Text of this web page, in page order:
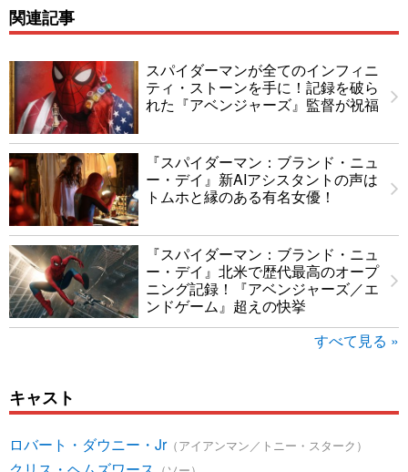
関連記事
スパイダーマンが全てのインフィニ
ティ・ストーンを手に！記録を破ら
れた『アベンジャーズ』監督が祝福
『スパイダーマン：ブランド・ニュ
ー・デイ』新AIアシスタントの声は
トムホと縁のある有名女優！
『スパイダーマン：ブランド・ニュ
ー・デイ』北米で歴代最高のオープ
ニング記録！『アベンジャーズ／エ
ンドゲーム』超えの快挙
すべて見る »
キャスト
ロバート・ダウニー・Jr（アイアンマン／トニー・スターク）